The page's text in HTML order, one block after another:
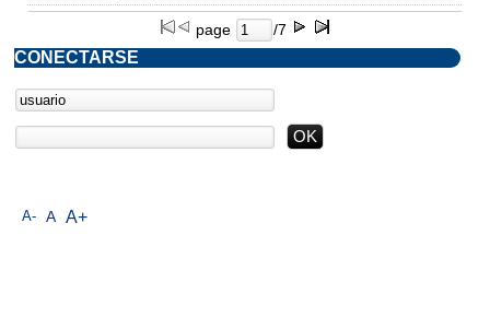
page /7
A- A A+
CONECTARSE